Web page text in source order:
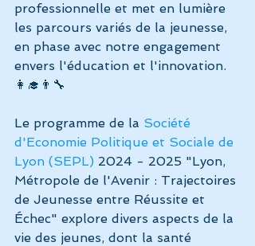
professionnelle et met en lumière
les parcours variés de la jeunesse,
en phase avec notre engagement
envers l'éducation et l'innovation.
👩‍🎓👨‍🔧
Le programme de la Société
d'Economie Politique et Sociale de
Lyon (SEPL) 2024 - 2025 "Lyon,
Métropole de l'Avenir : Trajectoires
de Jeunesse entre Réussite et
Échec" explore divers aspects de la
vie des jeunes, dont la santé